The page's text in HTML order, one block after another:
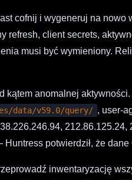
cofnij i wygeneruj na nowo
refresh, client secrets,
musi być wymieniony.
kątem anomalnej
data/v59.0/query/ , user-
potwierdził, że dane
inwentaryzację